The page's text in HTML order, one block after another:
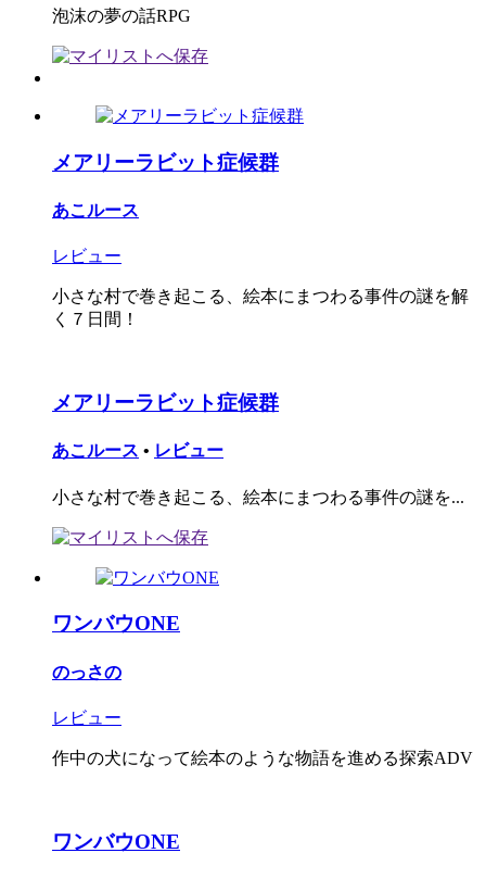
泡沫の夢の話RPG
メアリーラビット症候群
あこルース
レビュー
小さな村で巻き起こる、絵本にまつわる事件の謎を解
く７日間！
メアリーラビット症候群
あこルース • レビュー
小さな村で巻き起こる、絵本にまつわる事件の謎を...
ワンバウONE
のっさの
レビュー
作中の犬になって絵本のような物語を進める探索ADV
ワンバウONE